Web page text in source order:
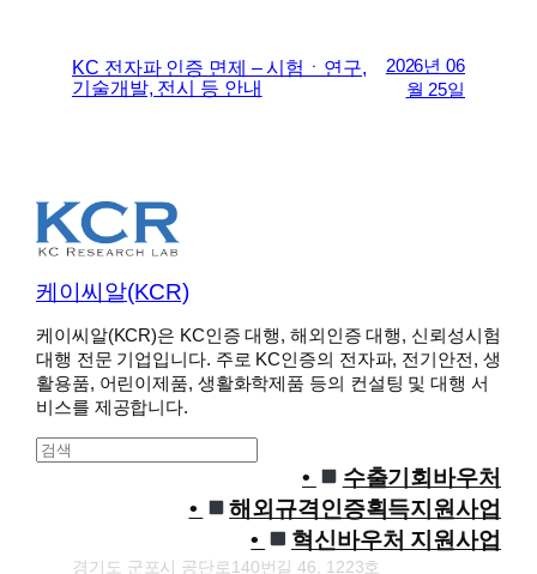
KC 전자파 인증 면제 – 시험ㆍ연구,
기술개발, 전시 등 안내
2026년 06
월 25일
케이씨알(KCR)
케이씨알(KCR)은 KC인증 대행, 해외인증 대행, 신뢰성시험
대행 전문 기업입니다. 주로 KC인증의 전자파, 전기안전, 생
활용품, 어린이제품, 생활화학제품 등의 컨설팅 및 대행 서
비스를 제공합니다.
S
수출기회바우처
해외규격인증획득지원사업
혁신바우처 지원사업
경기도 군포시 공단로140번길 46, 1223호